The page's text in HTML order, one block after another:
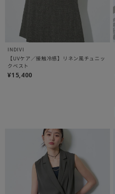
INDIVI
【UVケア／接触冷感】リネン風チュニッ
クベスト
¥15,400